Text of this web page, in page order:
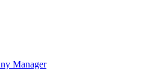
Manager